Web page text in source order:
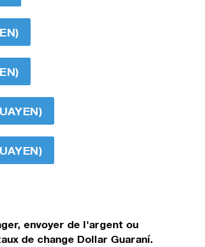
envoyer de l'argent ou
de change Dollar Guaraní.